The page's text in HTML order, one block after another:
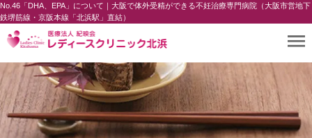
No.46「DHA、EPA」について｜大阪で体外受精ができる不妊治療専門病院（大阪市営地下
鉄堺筋線・京阪本線「北浜駅」直結）